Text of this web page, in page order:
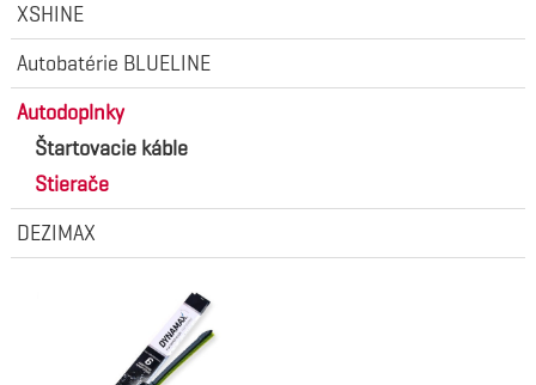
XSHINE
Autobatérie BLUELINE
Autodoplnky
Štartovacie káble
Stierače
DEZIMAX